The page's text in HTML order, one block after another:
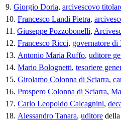
9. Giorgio Doria, arcivescovo
10. Francesco Landi Pietra,
11. Giuseppe Pozzobonelli,
12. Francesco Ricci, governatore di
13. Antonio Maria Ruffo, uditore
14. Mario Bolognetti, tesoriere
15. Girolamo Colonna di Sciarra,
16. Prospero Colonna di Sciarra,
17. Carlo Leopoldo Calcagnini,
18. Alessandro Tanara, uditore della